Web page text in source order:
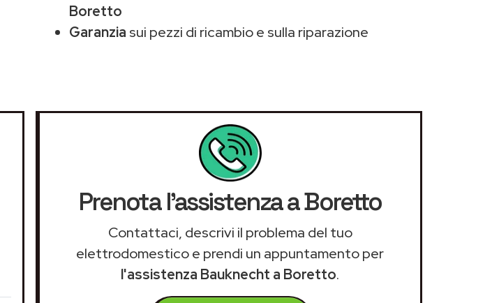
Boretto
Garanzia sui pezzi di ricambio e sulla riparazione
Prenota l'assistenza a Boretto
Contattaci, descrivi il problema del tuo
elettrodomestico e prendi un appuntamento per
l'assistenza Bauknecht a Boretto.